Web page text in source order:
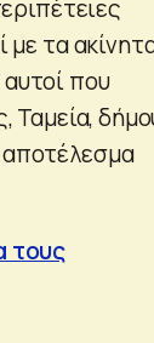
με τα
που
Ταμεία,
αποτέλεσμα
τους